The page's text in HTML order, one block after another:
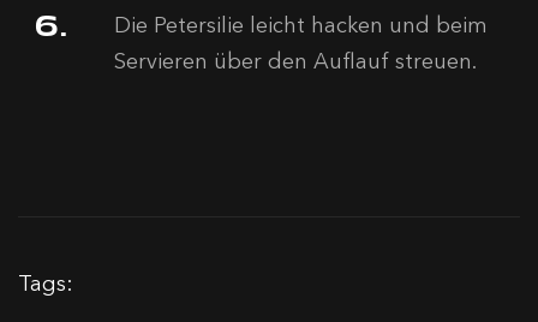
Die Petersilie leicht hacken und beim
Servieren über den Auflauf streuen.
Tags: